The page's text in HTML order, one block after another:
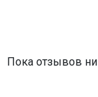
Пока отзывов